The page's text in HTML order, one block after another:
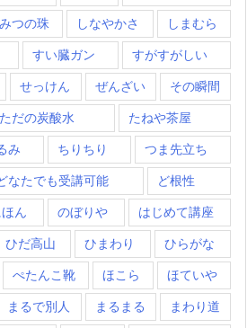
つの珠 しなやかさ しまむら
すい臓ガン すがすがしい
せっけん ぜんざい その瞬間
ただの炭酸水 たねや茶屋
み ちりちり つま先立ち
なたでも受講可能 ど根性
ん のぼりや はじめて講座
ひだ高山 ひまわり ひらがな
ぺたんこ靴 ほこら ほていや
まるで別人 まるまる まわり道